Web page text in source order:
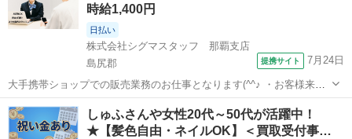
【この仕事のポイント】...
時給1,400円
日払い
株式会社シグマスタッフ 那覇支店
島尻郡
提携サイト 7月24日
大手携帯ショップでの販売業務のお仕事となります(^^♪ ・お客様来店
時の受付 ・携帯の契約手続き(新規や機種変更など) ・プラン内容の相
談、変更などの案内 ・その他、販売に付随する業務 …などなど☆
【この仕事のポイント】...
沖縄 島尻郡 携帯ショップ
しゅふさんや女性20代～50代が活躍中！
★【髪色自由・ネイルOK】＜買取受付事…